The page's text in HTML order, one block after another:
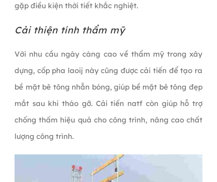
gặp điều kiện thời tiết khắc nghiệt.
Cải thiện tính thẩm mỹ
Với nhu cầu ngày càng cao về thẩm mỹ trong xây
dựng, cốp pha laoij này cũng được cải tiến để tạo ra
bề mặt bê tông nhẵn bóng, giúp bề mặt bê tông đẹp
mắt sau khi tháo gỡ. Cải tiến natf còn giúp hỗ trợ
chống thấm hiệu quả cho công trình, nâng cao chất
lượng công trình.